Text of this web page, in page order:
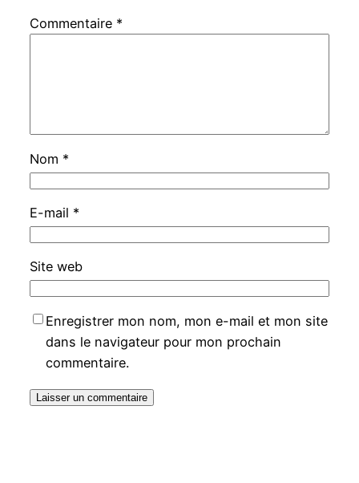
Commentaire *
Nom *
E-mail *
Site web
Enregistrer mon nom, mon e-mail et mon site
dans le navigateur pour mon prochain
commentaire.